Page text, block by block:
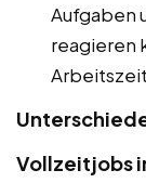
Aufgaben
reagieren
Vollzeitjobs